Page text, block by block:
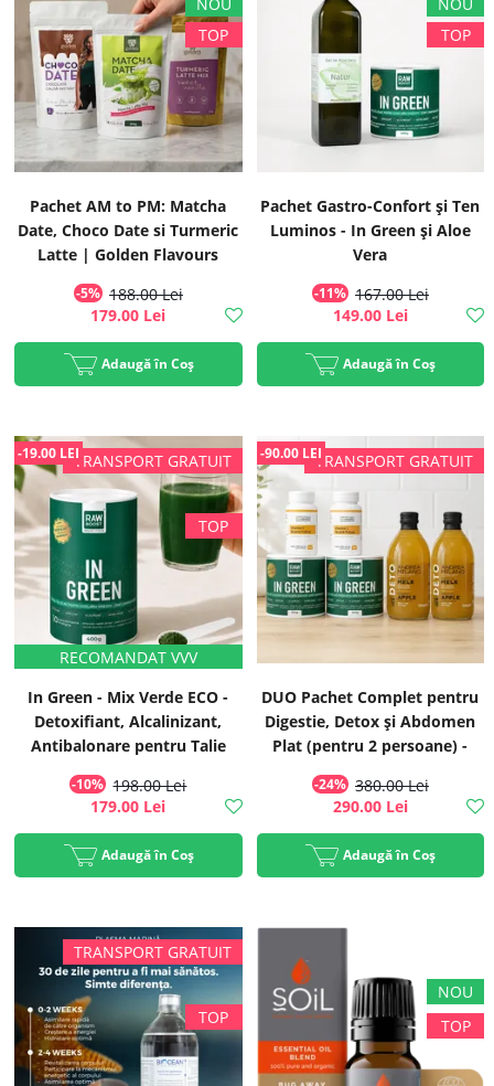
Pachet AM to PM: Matcha
Date, Choco Date si Turmeric
Latte | Golden Flavours
-5% 188.00 Lei
179.00 Lei
Adaugă în Coș
Pachet Gastro-Confort și Ten
Luminos - In Green și Aloe
Vera
-11% 167.00 Lei
149.00 Lei
Adaugă în Coș
In Green - Mix Verde ECO -
Detoxifiant, Alcalinizant,
Antibalonare pentru Talie
Suplă, 400g | Rawboost
-10% 198.00 Lei
-19.00 LEI
179.00 Lei
Adaugă în Coș
DUO Pachet Complet pentru
Digestie, Detox și Abdomen
Plat (pentru 2 persoane) -
Transport GRATUIT! - 2x In
Green + 2x Vitamina C + 2x
Oțet
-24% 380.00 Lei
-90.00 LEI
290.00 Lei
Adaugă în Coș